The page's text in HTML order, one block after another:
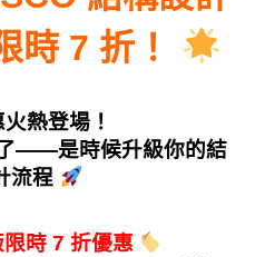
時 7 折！
熱登場！
——是時候升級你的結
流程
時 7 折優惠